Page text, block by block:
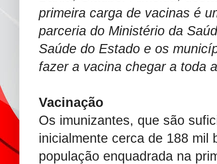
primeira carga de vacinas é
parceria do Ministério da
Saúde do Estado e os
fazer a vacina chegar a toda
Vacinação
Os imunizantes, que são
inicialmente cerca de 188 mil
população enquadrada na